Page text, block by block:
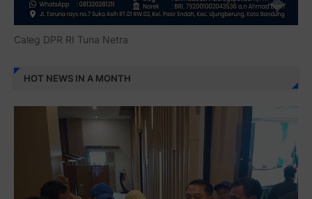
Caleg DPR RI Tuna Netra
HOT NEWS IN A MONTH